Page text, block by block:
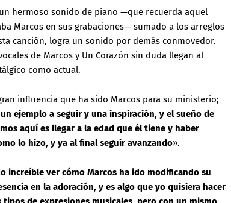
hermoso sonido de piano —que recuerda aquel
Marcos en sus grabaciones— sumado a los arreglos
canción, logra un sonido por demás conmovedor.
de Marcos y Un Corazón sin duda llegan al
como actual.
influencia que ha sido Marcos para su ministerio;
un ejemplo a seguir y una inspiración, y el sueño de
aquí es llegar a la edad que él tiene y haber
lo hizo, y ya al final seguir avanzando».
increíble ver cómo Marcos ha ido modificando su
en la adoración, y es algo que yo quisiera hacer